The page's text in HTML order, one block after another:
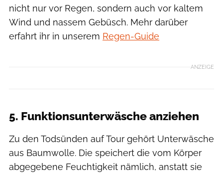
nicht nur vor Regen, sondern auch vor kaltem
Wind und nassem Gebüsch. Mehr darüber
erfahrt ihr in unserem Regen-Guide
ANZEIGE
5. Funktionsunterwäsche anziehen
Zu den Todsünden auf Tour gehört Unterwäsche
aus Baumwolle. Die speichert die vom Körper
abgegebene Feuchtigkeit nämlich, anstatt sie